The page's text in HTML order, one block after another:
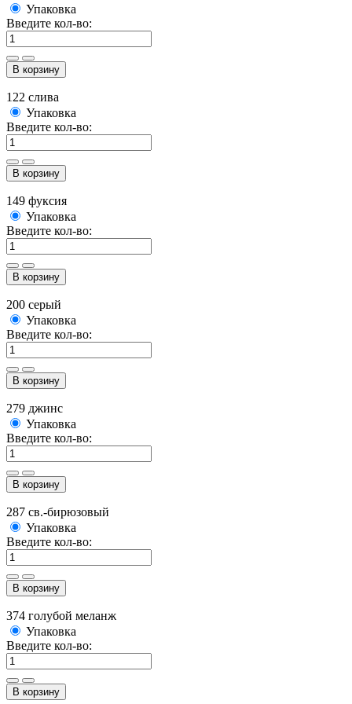
Упаковка
Введите кол-во:
В корзину
122 слива
Упаковка
Введите кол-во:
В корзину
149 фуксия
Упаковка
Введите кол-во:
В корзину
200 серый
Упаковка
Введите кол-во:
В корзину
279 джинс
Упаковка
Введите кол-во:
В корзину
287 св.-бирюзовый
Упаковка
Введите кол-во:
В корзину
374 голубой меланж
Упаковка
Введите кол-во:
В корзину